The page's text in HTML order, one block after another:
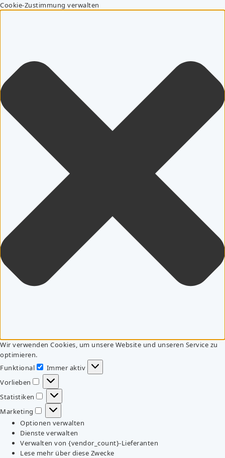
Cookie-Zustimmung verwalten
Wir verwenden Cookies, um unsere Website und unseren Service zu
optimieren.
Funktional
Funktional
Immer aktiv
Vorlieben
Vorlieben
Statistiken
Statistiken
Marketing
Marketing
Optionen verwalten
Dienste verwalten
Verwalten von {vendor_count}-Lieferanten
Lese mehr über diese Zwecke